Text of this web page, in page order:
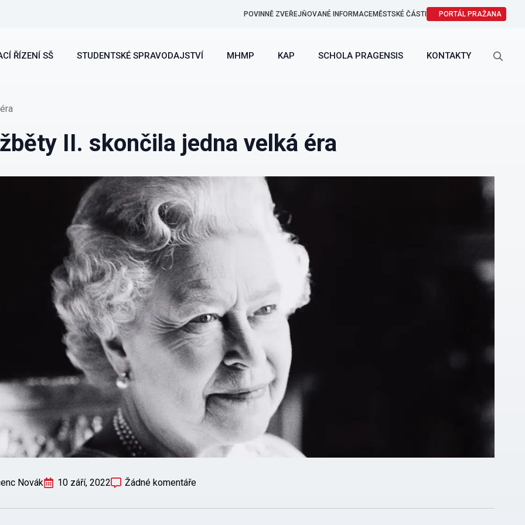
POVINNĚ ZVEŘEJŇOVANÉ INFORMACEMĚSTSKÉ ČÁSTI PORTÁL PRAŽANA
ŘÍZENÍ SŠ STUDENTSKÉ SPRAVODAJSTVÍ MHMP KAP SCHOLA PRAGENSIS KONTAKTY
II. skončila jedna velká éra
Novák 10 září, 2022 Žádné komentáře